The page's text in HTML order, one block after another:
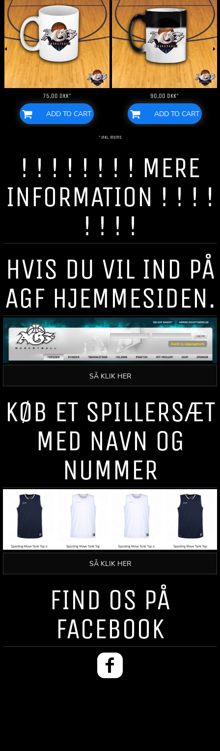
75,00 DKK*
ADD TO CART
90,00 DKK*
ADD TO CART
* inkl. moms
! ! ! ! ! ! ! ! MERE
INFORMATION ! ! ! !
! ! ! !
HVIS DU VIL IND PÅ
AGF HJEMMESIDEN.
SÅ KLIK HER
KØB ET SPILLERSÆT
MED NAVN OG
NUMMER
SÅ KLIK HER
FIND OS PÅ
FACEBOOK